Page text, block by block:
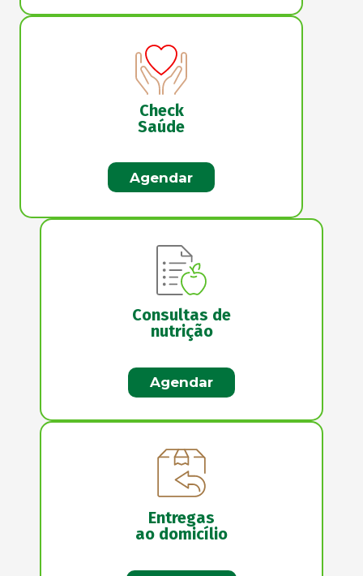
Check
Saúde
Agendar
Consultas de
nutrição
Agendar
Entregas
ao domicílio